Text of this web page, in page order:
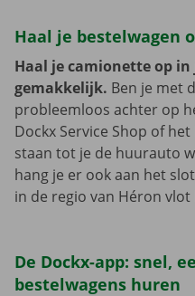
Haal je bestelwagen
Haal je camionette op
gemakkelijk. Ben je met
probleemloos achter op
Dockx Service Shop of
staan tot je de huurauto
hang je er ook aan het
in de regio van Héron
De Dockx-app: snel,
bestelwagens huren